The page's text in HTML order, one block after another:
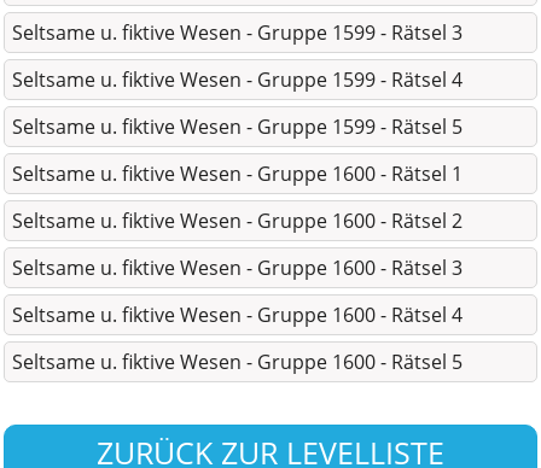
Seltsame u. fiktive Wesen - Gruppe 1599 - Rätsel 3
Seltsame u. fiktive Wesen - Gruppe 1599 - Rätsel 4
Seltsame u. fiktive Wesen - Gruppe 1599 - Rätsel 5
Seltsame u. fiktive Wesen - Gruppe 1600 - Rätsel 1
Seltsame u. fiktive Wesen - Gruppe 1600 - Rätsel 2
Seltsame u. fiktive Wesen - Gruppe 1600 - Rätsel 3
Seltsame u. fiktive Wesen - Gruppe 1600 - Rätsel 4
Seltsame u. fiktive Wesen - Gruppe 1600 - Rätsel 5
ZURÜCK ZUR LEVELLISTE